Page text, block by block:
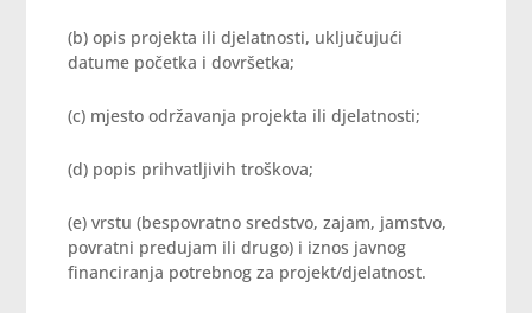
(b) opis projekta ili djelatnosti, uključujući
datume početka i dovršetka;
(c) mjesto održavanja projekta ili djelatnosti;
(d) popis prihvatljivih troškova;
(e) vrstu (bespovratno sredstvo, zajam, jamstvo,
povratni predujam ili drugo) i iznos javnog
financiranja potrebnog za projekt/djelatnost.